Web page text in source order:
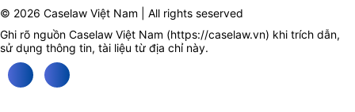
© 2026 Caselaw Việt Nam | All rights seserved
Ghi rõ nguồn Caselaw Việt Nam (https://caselaw.vn) khi trích dẫn,
sử dụng thông tin, tài liệu từ địa chỉ này.